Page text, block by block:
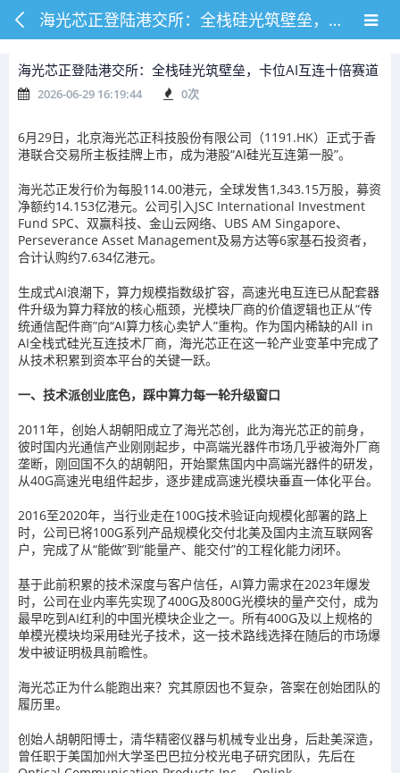
海光芯正登陆港交所：全栈硅光筑壁垒，卡位AI互连十倍赛道
海光芯正登陆港交所：全栈硅光筑壁垒，卡位AI互连十倍赛道
2026-06-29 16:19:44 0次
6月29日，北京海光芯正科技股份有限公司（1191.HK）正式于香
港联合交易所主板挂牌上市，成为港股“AI硅光互连第一股”。
海光芯正发行价为每股114.00港元，全球发售1,343.15万股，募资
净额约14.153亿港元。公司引入JSC International Investment
Fund SPC、双赢科技、金山云网络、UBS AM Singapore、
Perseverance Asset Management及易方达等6家基石投资者，
合计认购约7.634亿港元。
生成式AI浪潮下，算力规模指数级扩容，高速光电互连已从配套器
件升级为算力释放的核心瓶颈，光模块厂商的价值逻辑也正从“传
统通信配件商”向“AI算力核心卖铲人”重构。作为国内稀缺的All in
AI全栈式硅光互连技术厂商，海光芯正在这一轮产业变革中完成了
从技术积累到资本平台的关键一跃。
一、技术派创业底色，踩中算力每一轮升级窗口
2011年，创始人胡朝阳成立了海光芯创，此为海光芯正的前身，
彼时国内光通信产业刚刚起步，中高端光器件市场几乎被海外厂商
垄断，刚回国不久的胡朝阳，开始聚焦国内中高端光器件的研发，
从40G高速光电组件起步，逐步建成高速光模块垂直一体化平台。
2016至2020年，当行业走在100G技术验证向规模化部署的路上
时，公司已将100G系列产品规模化交付北美及国内主流互联网客
户，完成了从“能做”到“能量产、能交付”的工程化能力闭环。
基于此前积累的技术深度与客户信任，AI算力需求在2023年爆发
时，公司在业内率先实现了400G及800G光模块的量产交付，成为
最早吃到AI红利的中国光模块企业之一。所有400G及以上规格的
单模光模块均采用硅光子技术，这一技术路线选择在随后的市场爆
发中被证明极具前瞻性。
海光芯正为什么能跑出来？究其原因也不复杂，答案在创始团队的
履历里。
创始人胡朝阳博士，清华精密仪器与机械专业出身，后赴美深造，
曾任职于美国加州大学圣巴巴拉分校光电子研究团队，先后在